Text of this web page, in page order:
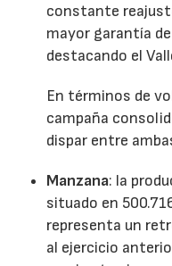
constante
mayor garantía
destacando el
En términos de
campaña
dispar entre
Manzana: la
situado en
representa un
al ejercicio